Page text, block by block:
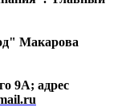
Макарова
9А; адрес